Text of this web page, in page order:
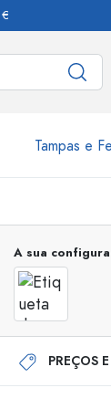
Tampas e
Airless
com roll-on
A sua
PREÇOS